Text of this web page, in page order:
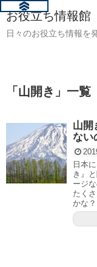
お役立ち情報館
日々のお役立ち情報を
「 山開き 」 一覧
山開
ない
日本
き』
ージ
たく
かな